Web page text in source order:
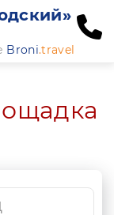
Broni.travel